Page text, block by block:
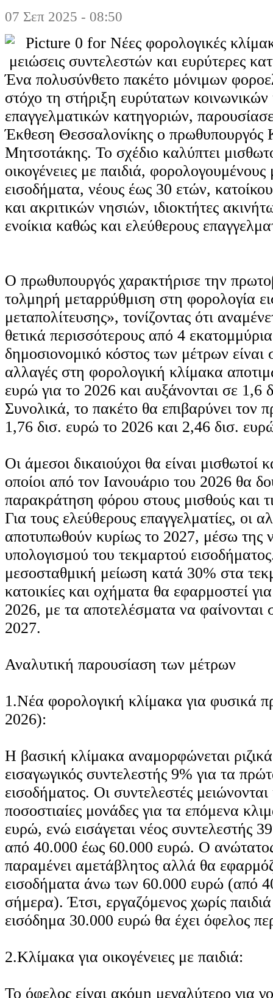
07 Σεπ 2025 - 08:50
Ένα πολυσύνθετο πακέτο μόνιμων
στόχο τη στήριξη ευρύτατων κοινωνικών
επαγγελματικών κατηγοριών,
Έκθεση Θεσσαλονίκης ο πρωθυπουργός
Μητσοτάκης. Το σχέδιο καλύπτει
οικογένειες με παιδιά,
εισοδήματα, νέους έως 30 ετών,
και ακριτικών νησιών, ιδιοκτήτες
ενοίκια καθώς και ελεύθερους
Ο πρωθυπουργός χαρακτήρισε την
τολμηρή μεταρρύθμιση στη φορολογία
μεταπολίτευσης», τονίζοντας ότι
θετικά περισσότερους από 4
δημοσιονομικό κόστος των μέτρων είναι
αλλαγές στη φορολογική κλίμακα
ευρώ για το 2026 και αυξάνονται σε 1,6
Συνολικά, το πακέτο θα επιβαρύνει τον
1,76 δισ. ευρώ το 2026 και 2,46 δισ.
Οι άμεσοι δικαιούχοι θα είναι μισθωτοί
οποίοι από τον Ιανουάριο του 2026 θα
παρακράτηση φόρου στους μισθούς και
Για τους ελεύθερους επαγγελματίες, οι
αποτυπωθούν κυρίως το 2027, μέσω της
υπολογισμού του τεκμαρτού
μεσοσταθμική μείωση κατά 30% στα
κατοικίες και οχήματα θα εφαρμοστεί
2026, με τα αποτελέσματα να φαίνονται
2027.
Αναλυτική παρουσίαση των μέτρων
1.Νέα φορολογική κλίμακα για φυσικά
2026):
Η βασική κλίμακα αναμορφώνεται
εισαγωγικός συντελεστής 9% για τα
εισοδήματος. Οι συντελεστές
ποσοστιαίες μονάδες για τα επόμενα
ευρώ, ενώ εισάγεται νέος συντελεστής
από 40.000 έως 60.000 ευρώ. Ο
παραμένει αμετάβλητος αλλά θα
εισοδήματα άνω των 60.000 ευρώ (από
σήμερα). Έτσι, εργαζόμενος χωρίς
εισόδημα 30.000 ευρώ θα έχει όφελος
2.Κλίμακα για οικογένειες με παιδιά:
Το όφελος είναι ακόμη μεγαλύτερο για